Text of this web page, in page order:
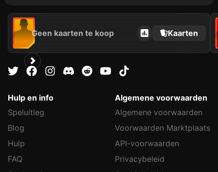
Geen kaarten te koop Kaarten
Hulp en info
Speluitleg
Blog
Hulp
FAQ
Algemene voorwaarden
Algemene voorwaarden
Voorwaarden Marktplaats
API-voorwaarden
Privacybeleid